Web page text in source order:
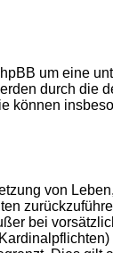
um eine
durch die
können
von
bei